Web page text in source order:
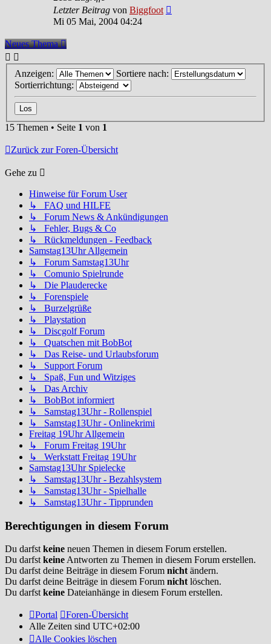
Letzter Beitrag von Biggfoot
Mi 05 Mai, 2004 04:24
Neues Thema
Anzeigen:
Sortiere nach:
Sortierrichtung:
15 Themen • Seite 1 von 1
Zurück zur Foren-Übersicht
Gehe zu
Hinweise für Forum User
↳ FAQ und HILFE
↳ Forum News & Ankündigungen
↳ Fehler, Bugs & Co
↳ Rückmeldungen - Feedback
Samstag13Uhr Allgemein
↳ Forum Samstag13Uhr
↳ Comunio Spielrunde
↳ Die Plauderecke
↳ Forenspiele
↳ Burzelgrüße
↳ Playstation
↳ Discgolf Forum
↳ Quatschen mit BobBot
↳ Das Reise- und Urlaubsforum
↳ Support Forum
↳ Spaß, Fun und Witziges
↳ Das Archiv
↳ BobBot informiert
↳ Samstag13Uhr - Rollenspiel
↳ Samstag13Uhr - Onlinekrimi
Freitag 19Uhr Allgemein
↳ Forum Freitag 19Uhr
↳ Werkstatt Freitag 19Uhr
Samstag13Uhr Spielecke
↳ Samstag13Uhr - Bezahlsystem
↳ Samstag13Uhr - Spielhalle
↳ Samstag13Uhr - Tipprunden
Berechtigungen in diesem Forum
Du darfstkeine neuen Themen in diesem Forum erstellen.
Du darfstkeineAntworten zu Themen in diesem Forum erstellen.
Du darfst deine Beiträge in diesem Forum nichtändern.
Du darfst deine Beiträge in diesem Forum nichtlöschen.
Du darfstkeine Dateianhänge in diesem Forum erstellen.
Portal
Foren-Übersicht
Alle Zeiten sind UTC+02:00
Alle Cookies löschen